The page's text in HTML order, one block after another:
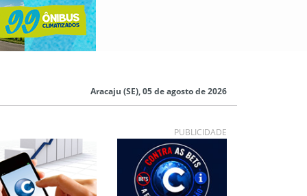
Aracaju (SE), 05 de agosto de 2026
PUBLICIDADE